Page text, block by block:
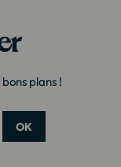
plans !
OK